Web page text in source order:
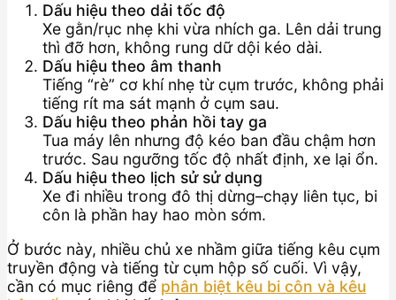
Dấu hiệu theo dải tốc độ
Xe gằn/rục nhẹ khi vừa nhích ga. Lên dải trung
thì đỡ hơn, không rung dữ dội kéo dài.
Dấu hiệu theo âm thanh
Tiếng “rè” cơ khí nhẹ từ cụm trước, không phải
tiếng rít ma sát mạnh ở cụm sau.
Dấu hiệu theo phản hồi tay ga
Tua máy lên nhưng độ kéo ban đầu chậm hơn
trước. Sau ngưỡng tốc độ nhất định, xe lại ổn.
Dấu hiệu theo lịch sử sử dụng
Xe đi nhiều trong đô thị dừng–chạy liên tục, bi
côn là phần hay hao mòn sớm.
Ở bước này, nhiều chủ xe nhầm giữa tiếng kêu cụm
truyền động và tiếng từ cụm hộp số cuối. Vì vậy,
cần có mục riêng để phân biệt kêu bi côn và kêu